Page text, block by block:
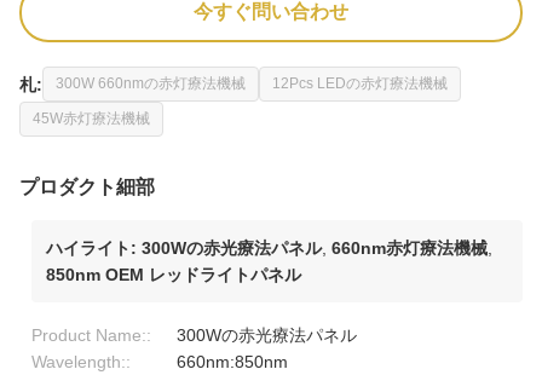
今すぐ問い合わせ
札: 300W 660nmの赤灯療法機械 12Pcs LEDの赤灯療法機械
45W赤灯療法機械
プロダクト細部
ハイライト: 300Wの赤光療法パネル, 660nm赤灯療法機械
850nm OEM レッドライトパネル
Product Name::
300Wの赤光療法パネル
Wavelength::
660nm:850nm